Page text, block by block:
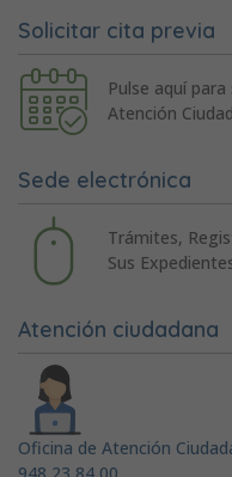
Solicitar cita previa
Pulse aquí
Atención
Sede electrónica
Trámites,
Sus
Atención ciudadana
Oficina de Atención